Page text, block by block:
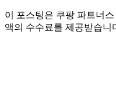
이 포스팅은 쿠팡 파트너
액의 수수료를 제공받습니